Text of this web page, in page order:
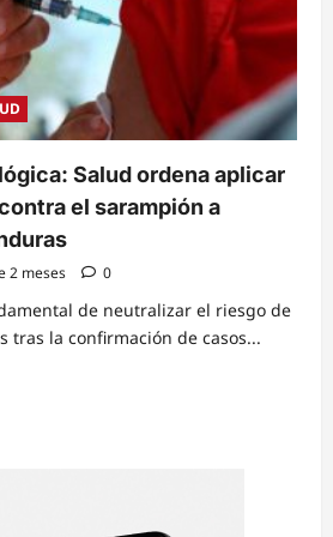
Salud ordena aplicar
el sarampión a
2 meses 0
de neutralizar el riesgo de
tras la confirmación de casos...